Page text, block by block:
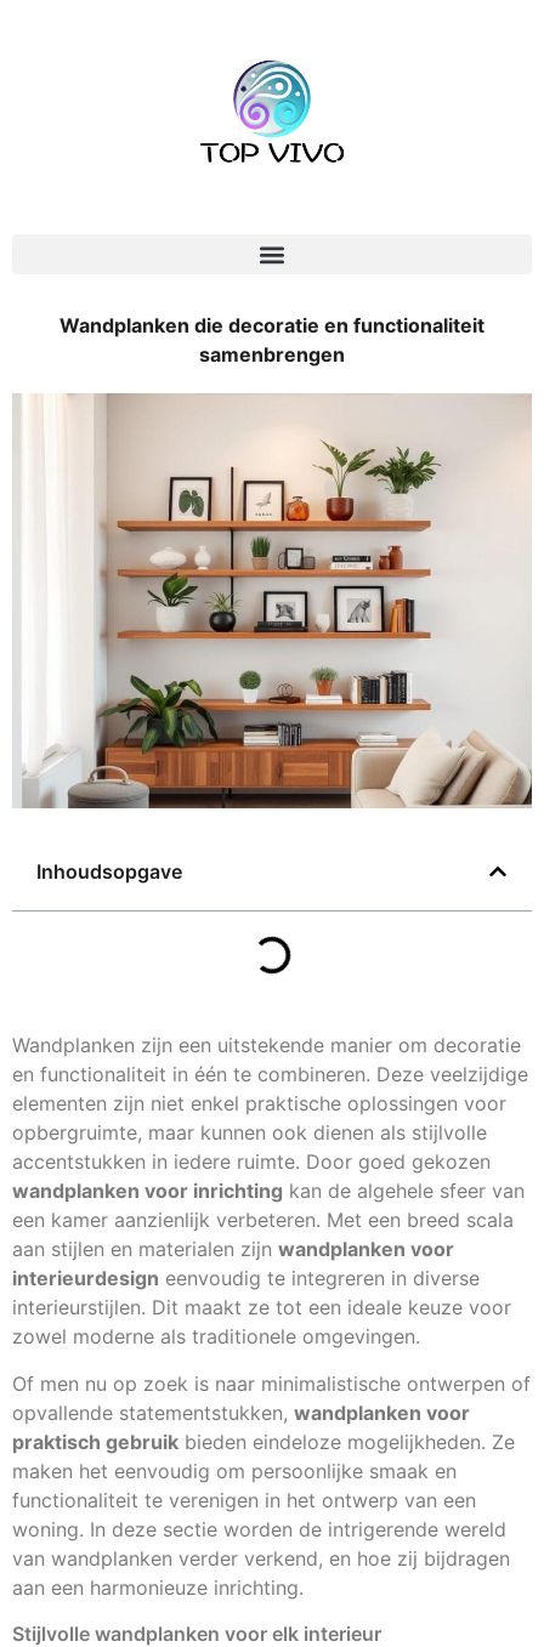
Wandplanken die decoratie en functionaliteit
samenbrengen
Inhoudsopgave
Wandplanken zijn een uitstekende manier om decoratie
en functionaliteit in één te combineren. Deze veelzijdige
elementen zijn niet enkel praktische oplossingen voor
opbergruimte, maar kunnen ook dienen als stijlvolle
accentstukken in iedere ruimte. Door goed gekozen
wandplanken voor inrichting kan de algehele sfeer van
een kamer aanzienlijk verbeteren. Met een breed scala
aan stijlen en materialen zijn wandplanken voor
interieurdesign eenvoudig te integreren in diverse
interieurstijlen. Dit maakt ze tot een ideale keuze voor
zowel moderne als traditionele omgevingen.
Of men nu op zoek is naar minimalistische ontwerpen of
opvallende statementstukken, wandplanken voor
praktisch gebruik bieden eindeloze mogelijkheden. Ze
maken het eenvoudig om persoonlijke smaak en
functionaliteit te verenigen in het ontwerp van een
woning. In deze sectie worden de intrigerende wereld
van wandplanken verder verkend, en hoe zij bijdragen
aan een harmonieuze inrichting.
Stijlvolle wandplanken voor elk interieur